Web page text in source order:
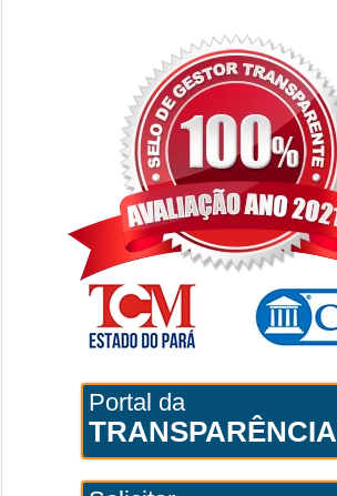
Portal da
TRANSPARÊNCIA